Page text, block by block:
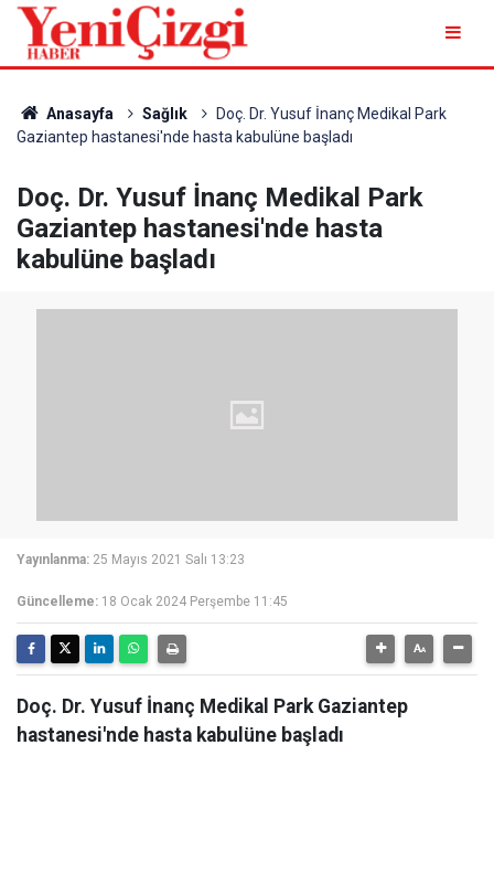
Anasayfa Sağlık
Doç. Dr. Yusuf İnanç Medikal Park
Gaziantep hastanesi'nde hasta kabulüne başladı
Doç. Dr. Yusuf İnanç Medikal Park
Gaziantep hastanesi'nde hasta
kabulüne başladı
Yayınlanma: 25 Mayıs 2021 Salı 13:23
Güncelleme: 18 Ocak 2024 Perşembe 11:45
Doç. Dr. Yusuf İnanç Medikal Park Gaziantep
hastanesi'nde hasta kabulüne başladı